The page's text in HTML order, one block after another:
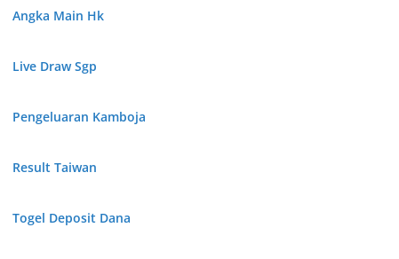
Angka Main Hk
Live Draw Sgp
Pengeluaran Kamboja
Result Taiwan
Togel Deposit Dana